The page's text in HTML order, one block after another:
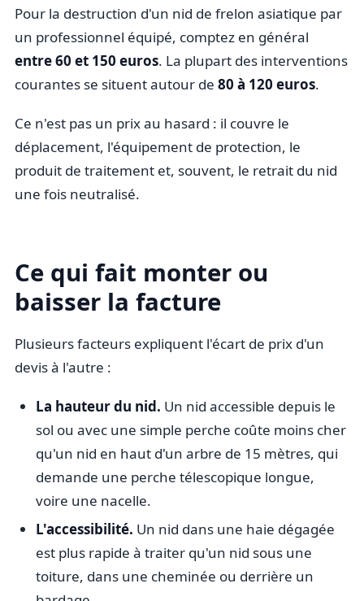
Pour la destruction d'un nid de frelon asiatique par
un professionnel équipé, comptez en général
entre 60 et 150 euros. La plupart des interventions
courantes se situent autour de80 à 120 euros.
Ce n'est pas un prix au hasard : il couvre le
déplacement, l'équipement de protection, le
produit de traitement et, souvent, le retrait du nid
une fois neutralisé.
Ce qui fait monter ou
baisser la facture
Plusieurs facteurs expliquent l'écart de prix d'un
devis à l'autre :
La hauteur du nid. Un nid accessible depuis le
sol ou avec une simple perche coûte moins cher
qu'un nid en haut d'un arbre de 15 mètres, qui
demande une perche télescopique longue,
voire une nacelle.
L'accessibilité. Un nid dans une haie dégagée
est plus rapide à traiter qu'un nid sous une
toiture, dans une cheminée ou derrière un